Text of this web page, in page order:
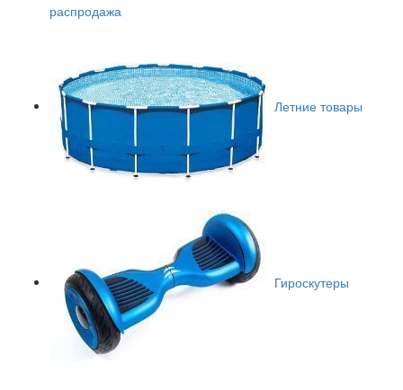
распродажа
Летние товары
Гироскутеры